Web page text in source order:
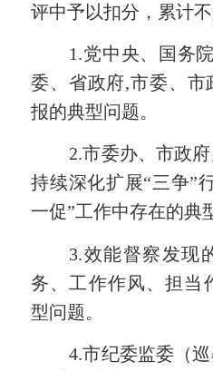
评中予以扣分 ，累计
1.党中央、国务
委、 省政府,市委、 市
报的典型问题。
2.市委办、市政
持续深化扩展“三争”
一促”工作中存在的典
3.效能督察发现
务、工作作风、担当
型问题。
4.市纪委监委（